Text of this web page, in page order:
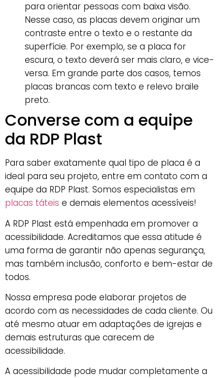
para orientar pessoas com baixa visão.
Nesse caso, as placas devem originar um
contraste entre o texto e o restante da
superfície. Por exemplo, se a placa for
escura, o texto deverá ser mais claro, e vice-
versa. Em grande parte dos casos, temos
placas brancas com texto e relevo braile
preto.
Converse com a equipe
da RDP Plast
Para saber exatamente qual tipo de placa é a
ideal para seu projeto, entre em contato com a
equipe da RDP Plast. Somos especialistas em
placas táteis e demais elementos acessíveis!
A RDP Plast está empenhada em promover a
acessibilidade. Acreditamos que essa atitude é
uma forma de garantir não apenas segurança,
mas também inclusão, conforto e bem-estar de
todos.
Nossa empresa pode elaborar projetos de
acordo com as necessidades de cada cliente. Ou
até mesmo atuar em adaptações de igrejas e
demais estruturas que carecem de
acessibilidade.
A acessibilidade pode mudar completamente a